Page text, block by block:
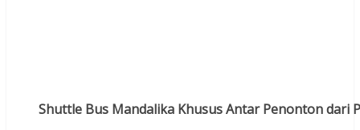
Shuttle Bus Mandalika Khusus Antar Penonton dari